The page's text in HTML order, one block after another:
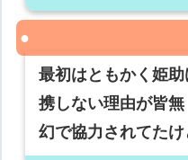
最初はともかく姫
携しない理由が皆無
幻で協力されてた